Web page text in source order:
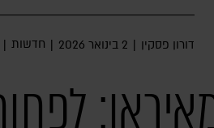
דורון פסקין | 2 בינואר 2026 | חדשות |